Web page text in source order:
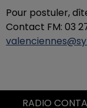
Pour postuler,
Contact FM: 03